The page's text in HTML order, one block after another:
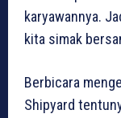
karyawannya.
kita simak
Berbicara
Shipyard